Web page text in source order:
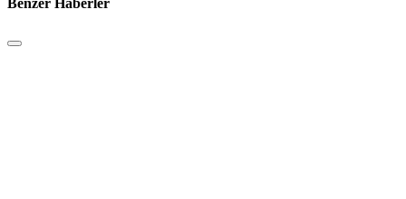
Benzer Haberler